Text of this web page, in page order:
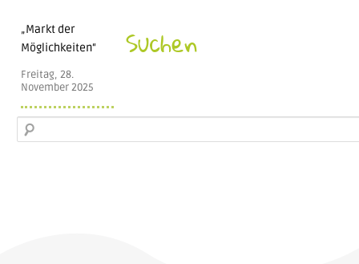
„Markt der
Möglichkeiten“
Freitag, 28.
November 2025
Suchen